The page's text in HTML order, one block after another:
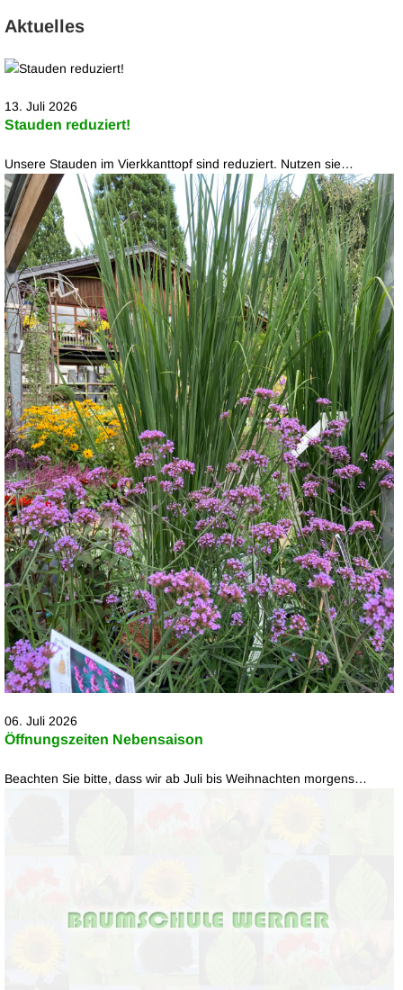
Aktuelles
13. Juli 2026
Stauden reduziert!
Unsere Stauden im Vierkkanttopf sind reduziert. Nutzen sie…
06. Juli 2026
Öffnungszeiten Nebensaison
Beachten Sie bitte, dass wir ab Juli bis Weihnachten morgens…